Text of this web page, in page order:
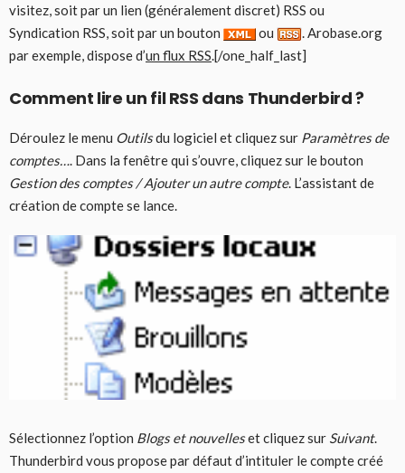
visitez, soit par un lien (généralement discret) RSS ou
Syndication RSS, soit par un bouton
ou
. Arobase.org
par exemple, dispose d’un flux RSS.[/one_half_last]
Comment lire un fil RSS dans Thunderbird ?
Déroulez le menu Outilsdu logiciel et cliquez sur Paramètres de
comptes…. Dans la fenêtre qui s’ouvre, cliquez sur le bouton
Gestion des comptes / Ajouter un autre compte. L’assistant de
création de compte se lance.
Sélectionnez l’option Blogs et nouvelleset cliquez sur Suivant.
Thunderbird vous propose par défaut d’intituler le compte créé